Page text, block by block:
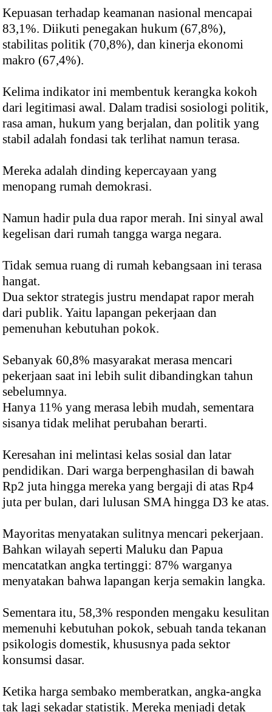
Kepuasan terhadap keamanan nasional mencapai
83,1%. Diikuti penegakan hukum (67,8%),
stabilitas politik (70,8%), dan kinerja ekonomi
makro (67,4%).
Kelima indikator ini membentuk kerangka kokoh
dari legitimasi awal. Dalam tradisi sosiologi politik,
rasa aman, hukum yang berjalan, dan politik yang
stabil adalah fondasi tak terlihat namun terasa.
Mereka adalah dinding kepercayaan yang
menopang rumah demokrasi.
Namun hadir pula dua rapor merah. Ini sinyal awal
kegelisan dari rumah tangga warga negara.
Tidak semua ruang di rumah kebangsaan ini terasa
hangat.
Dua sektor strategis justru mendapat rapor merah
dari publik. Yaitu lapangan pekerjaan dan
pemenuhan kebutuhan pokok.
Sebanyak 60,8% masyarakat merasa mencari
pekerjaan saat ini lebih sulit dibandingkan tahun
sebelumnya.
Hanya 11% yang merasa lebih mudah, sementara
sisanya tidak melihat perubahan berarti.
Keresahan ini melintasi kelas sosial dan latar
pendidikan. Dari warga berpenghasilan di bawah
Rp2 juta hingga mereka yang bergaji di atas Rp4
juta per bulan, dari lulusan SMA hingga D3 ke atas.
Mayoritas menyatakan sulitnya mencari pekerjaan.
Bahkan wilayah seperti Maluku dan Papua
mencatatkan angka tertinggi: 87% warganya
menyatakan bahwa lapangan kerja semakin langka.
Sementara itu, 58,3% responden mengaku kesulitan
memenuhi kebutuhan pokok, sebuah tanda tekanan
psikologis domestik, khususnya pada sektor
konsumsi dasar.
Ketika harga sembako memberatkan, angka-angka
tak lagi sekadar statistik. Mereka menjadi detak